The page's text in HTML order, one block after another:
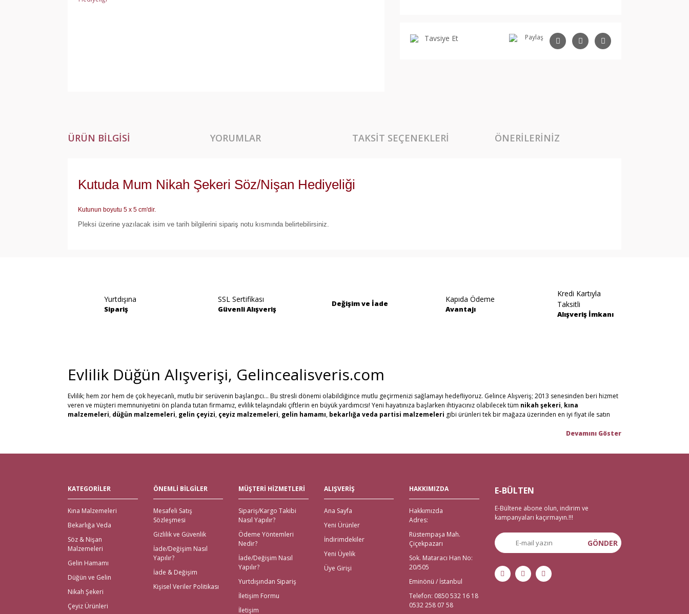
Tavsiye Et Paylaş
ÜRÜN BILGISI YORUMLAR TAKSIT SEÇENEKLERI ÖNERILERINIZ
Kutuda Mum Nikah Şekeri Söz/Nişan Hediyeliği
Kutunun boyutu 5 x 5 cm'dir.
Pleksi üzerine yazılacak isim ve tarih bilgilerini sipariş notu kısmında belirtebilirsiniz.
Ürün açıklamasında eksik bilgiler bulunuyor.
Ürün bilgilerinde hatalar bulunuyor.
Gönder
Yurtdışına
Sipariş
SSL Sertifikası
Güvenli Alışveriş
Değişim ve İade Kapıda Ödeme
Avantajı
Kredi Kartıyla
Taksitli
Alışveriş İmkanı
Evlilik Düğün Alışverişi, Gelincealisveris.com
Evlilik; hem zor hem de çok heyecanlı, mutlu bir serüvenin başlangıcı... Bu stresli dönemi olabildiğince mutlu geçirmenizi sağlamayı hedefliyoruz. Gelince Alışveriş; 2013 senesinden beri hizmet
veren ve müşteri memnuniyetini ön planda tutan firmamız, evlilik telaşındaki çiftlerin en büyük yardımcısı! Yeni hayatınıza başlarken ihtiyacınız olabilecek tüm nikah şekeri, kına
malzemeleri, düğün malzemeleri, gelin çeyizi, çeyiz malzemeleri, gelin hamamı, bekarlığa veda partisi malzemeleri gibi ürünleri tek bir mağaza üzerinden en iyi fiyat ile satın
olanaklarımızla müşteri memnuniyetini en üst seviyede tutuyoruz. Ayrıca web sitemizdeki ürünleri yakından görmek isteyenler için, İstanbul Eminönü’ndeki mağazamızda hizmet vermekteyiz.
Nikah Şekeri ve En Kaliteli Çeyiz Malzemeleri
için en doğru adres elbette Gelince Alışveriş! Özellikle alışverişi gelenlere, Aras kargo güvencesiyle, hızlı teslimat imkanı mevcut. Bunun yanı sıra tüm çeyiz malzemele
için kapıda ödeme imkanı ile beraber yalnızca çeyiz malzemeleri için değil; sitemiz üzerinden ulaşabileceğiniz
nikah şekeri,kına malzemeleri düğün malzemeleri,gelin çeyizi
bekarlığa veda partisi malzemeleriiçin de kapıda ödeme imkanları bulunmaktadır. Yurt dışından nikah, nişan, kına ya da bekarlığa veda malzemelerine ihtiyaç duyanlar için de 2 gün
içinde teslimat yapılmaktadır.
İhtiyacınız Olan Tüm Kına Malzemeleri için Tek Adres!
Gelince Alışveriş üzerinden ihtiyacınız olan tüm kına malzemeleri tek tıkla kapınızda! İhtiyacınız olan tüm kına gecesi malzemeleri; kına tepsisi kına sepeti, kına gecesi aksesuarları, bindallı kaftan,
kına kutuları, ekonomik setler, mezuniyet kına gecesi, çerez kutuları ve kına taçları olmak üzere ihtiyacınız olan tüm
kına malzemeleriiçin tek adrese tıklamanız yeterli.
En Eğlenceli Bekarlığa Veda Partisi Malzemeleri
KATEGORİLER
Kına Malzemeleri
Bekarlığa Veda
Söz & Nişan
Malzemeleri
Gelin Hamamı
Düğün ve Gelin
Nikah Şekeri
Çeyiz Ürünleri
ÖNEMLİ BİLGİLER
Mesafeli Satış
Sözleşmesi
Gizlilik ve Güvenlik
İade/Değişim Nasıl
Yapılır?
İade & Değişim
Kişisel Veriler Politikası
MÜŞTERİ HİZMETLERİ
Sipariş/Kargo Takibi
Nasıl Yapılır?
Ödeme Yöntemleri
Nedir?
İade/Değişim Nasıl
Yapılır?
Yurtdışından Sipariş
İletişim Formu
İletişim
ALIŞVERİŞ
Ana Sayfa
Yeni Ürünler
İndirimdekiler
Yeni Üyelik
Üye Girişi
HAKKIMIZDA
Hakkımızda
Adres:
Rüstempaşa Mah.
Çiçekpazarı
Sok. Mataracı Han No:
20/505
Eminönü / İstanbul
Telefon: 0850 532 16 18
0532 258 07 58
E-BÜLTEN
E-Bültene abone olun, indirim ve
kampanyaları kaçırmayın.!!!
GÖNDER